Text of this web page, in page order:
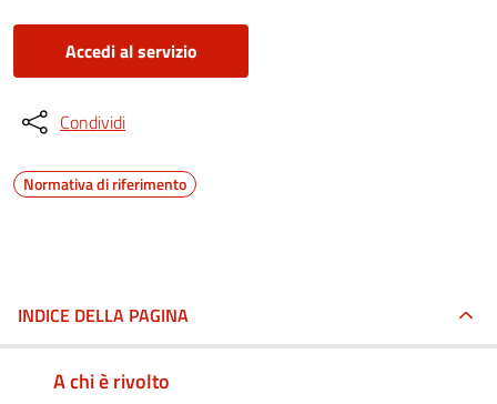
Accedi al servizio
Condividi
Normativa di riferimento
INDICE DELLA PAGINA
A chi è rivolto